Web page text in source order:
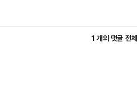
1 개의 댓글 전